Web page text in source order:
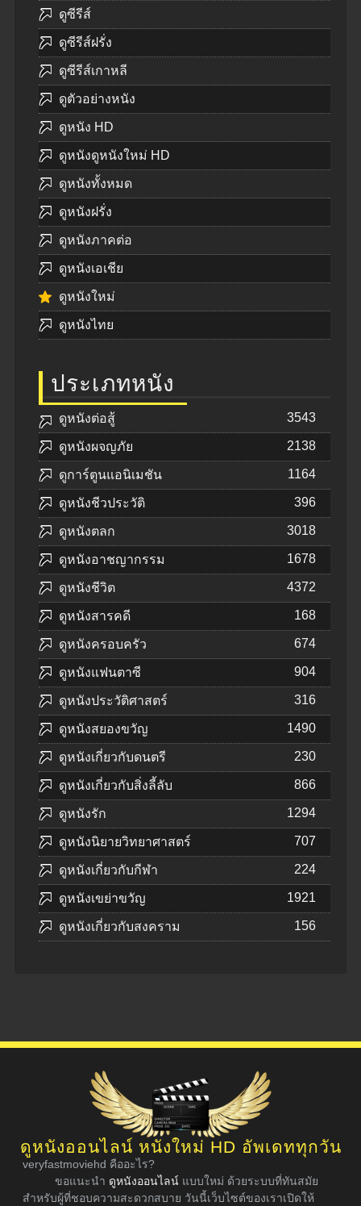
ดูซีรีส์
ดูซีรีส์ฝรั่ง
ดูซีรีส์เกาหลี
ดูตัวอย่างหนัง
ดูหนัง HD
ดูหนังดูหนังใหม่ HD
ดูหนังทั้งหมด
ดูหนังฝรั่ง
ดูหนังภาคต่อ
ดูหนังเอเชีย
ดูหนังใหม่
ดูหนังไทย
ประเภทหนัง
ดูหนังต่อสู้ 3543
ดูหนังผจญภัย 2138
ดูการ์ตูนแอนิเมชัน 1164
ดูหนังชีวประวัติ 396
ดูหนังตลก 3018
ดูหนังอาชญากรรม 1678
ดูหนังชีวิต 4372
ดูหนังสารคดี 168
ดูหนังครอบครัว 674
ดูหนังแฟนตาซี 904
ดูหนังประวัติศาสตร์ 316
ดูหนังสยองขวัญ 1490
ดูหนังเกี่ยวกับดนตรี 230
ดูหนังเกี่ยวกับสิ่งลี้ลับ 866
ดูหนังรัก 1294
ดูหนังนิยายวิทยาศาสตร์ 707
ดูหนังเกี่ยวกับกีฬา 224
ดูหนังเขย่าขวัญ 1921
ดูหนังเกี่ยวกับสงคราม 156
ดูหนังออนไลน์ หนังใหม่ HD อัพเดททุกวัน
veryfastmoviehd คืออะไร?
ขอแนะนำ ดูหนังออนไลน์ แบบใหม่ ด้วยระบบที่ทันสมัย
สำหรับผู้ที่ชอบความสะดวกสบาย วันนี้เว็บไซต์ของเราเปิดให้